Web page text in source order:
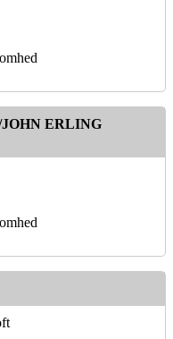
ERLING